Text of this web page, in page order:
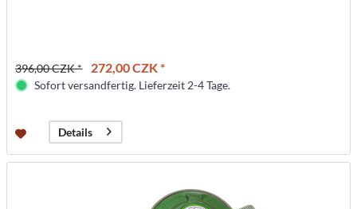
396,00 CZK * 272,00 CZK *
Sofort versandfertig. Lieferzeit 2-4 Tage.
Details